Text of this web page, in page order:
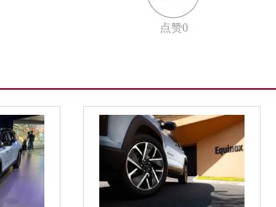
点赞0